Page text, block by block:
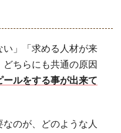
い」「求める人材が来
ちらにも共通の原因
ールをする事が出来て
のが、どのような人